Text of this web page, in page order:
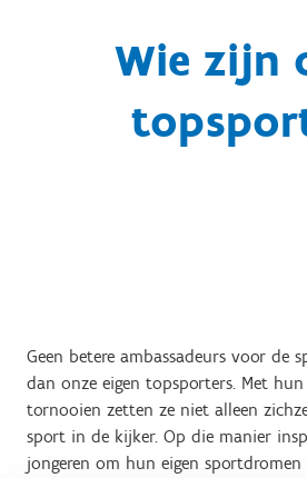
Wie zijn
Geen betere ambassadeurs voor de
dan onze eigen topsporters. Met
tornooien zetten ze niet alleen
sport in de kijker. Op die manier
jongeren om hun eigen